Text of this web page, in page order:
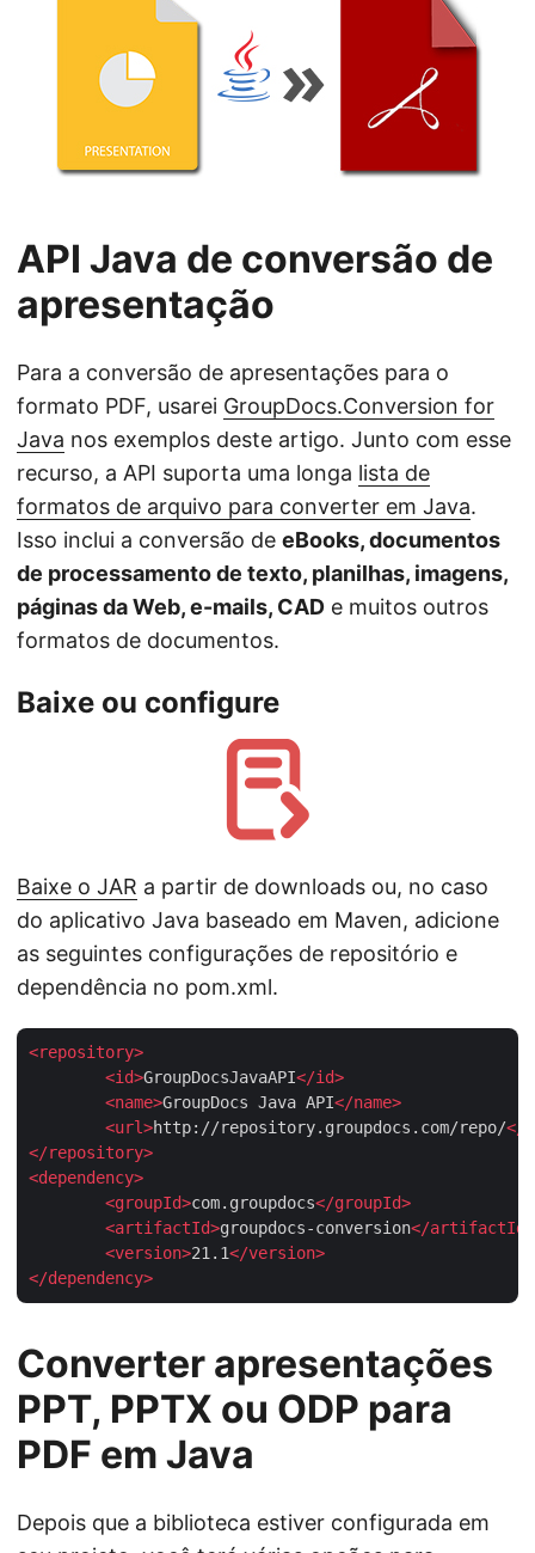
API Java de conversão de
apresentação
Para a conversão de apresentações para o
formato PDF, usarei GroupDocs.Conversion for
Java nos exemplos deste artigo. Junto com esse
recurso, a API suporta uma longa lista de
formatos de arquivo para converter em Java.
Isso inclui a conversão de eBooks, documentos
de processamento de texto, planilhas, imagens,
páginas da Web, e-mails, CAD e muitos outros
formatos de documentos.
Baixe ou configure
Baixe o JAR a partir de downloads ou, no caso
do aplicativo Java baseado em Maven, adicione
as seguintes configurações de repositório e
dependência no pom.xml.
<repository>
<id>GroupDocsJavaAPI</id>
<name>GroupDocs Java API</name>
<url>http://repository.groupdocs.com/repo/</
</repository>
<dependency>
<groupId>com.groupdocs</groupId>
<artifactId>groupdocs-conversion</artifactId
<version>21.1</version>
</dependency>
Converter apresentações
PPT, PPTX ou ODP para
PDF em Java
Depois que a biblioteca estiver configurada em